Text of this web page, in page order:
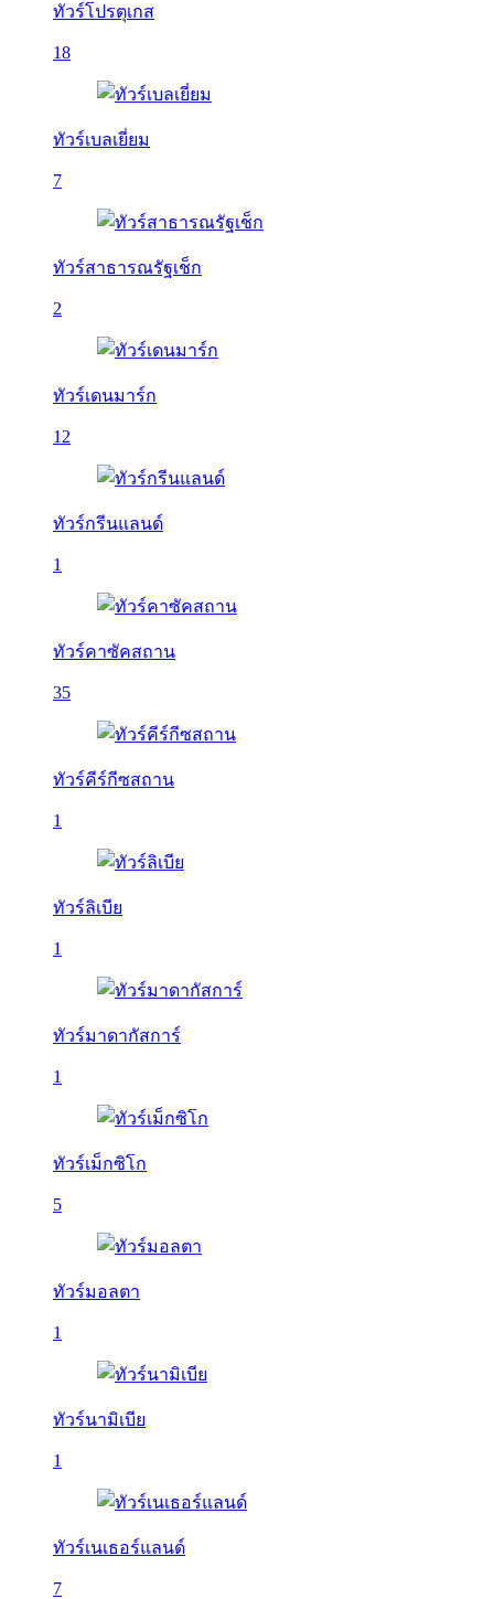
ทัวร์โปรตุเกส
18
ทัวร์เบลเยี่ยม
7
ทัวร์สาธารณรัฐเช็ก
2
ทัวร์เดนมาร์ก
12
ทัวร์กรีนแลนด์
1
ทัวร์คาซัคสถาน
35
ทัวร์คีร์กีซสถาน
1
ทัวร์ลิเบีย
1
ทัวร์มาดากัสการ์
1
ทัวร์เม็กซิโก
5
ทัวร์มอลตา
1
ทัวร์นามิเบีย
1
ทัวร์เนเธอร์แลนด์
7